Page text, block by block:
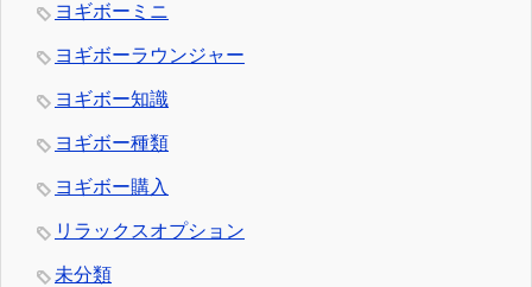
ヨギボーミニ
ヨギボーラウンジャー
ヨギボー知識
ヨギボー種類
ヨギボー購入
リラックスオプション
未分類